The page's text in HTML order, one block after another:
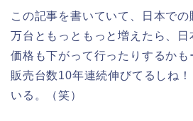
この記事を書いていて、日本での
万台ともっともっと増えたら、日
価格も下がって行ったりするか
販売台数10年連続伸びてるしね
いる。（笑）